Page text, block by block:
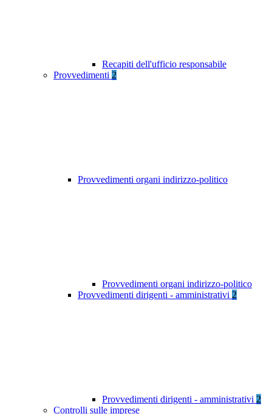
Recapiti dell'ufficio responsabile
Provvedimenti 2
Provvedimenti organi indirizzo-politico
Provvedimenti organi indirizzo-politico
Provvedimenti dirigenti - amministrativi 2
Provvedimenti dirigenti - amministrativi 2
Controlli sulle imprese